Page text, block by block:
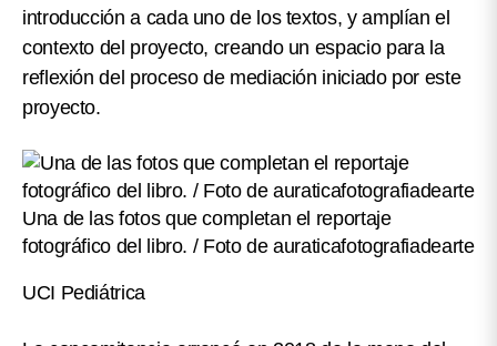
introducción a cada uno de los textos, y amplían el
contexto del proyecto, creando un espacio para la
reflexión del proceso de mediación iniciado por este
proyecto.
Una de las fotos que completan el reportaje
fotográfico del libro. / Foto de auraticafotografiadearte
UCI Pediátrica